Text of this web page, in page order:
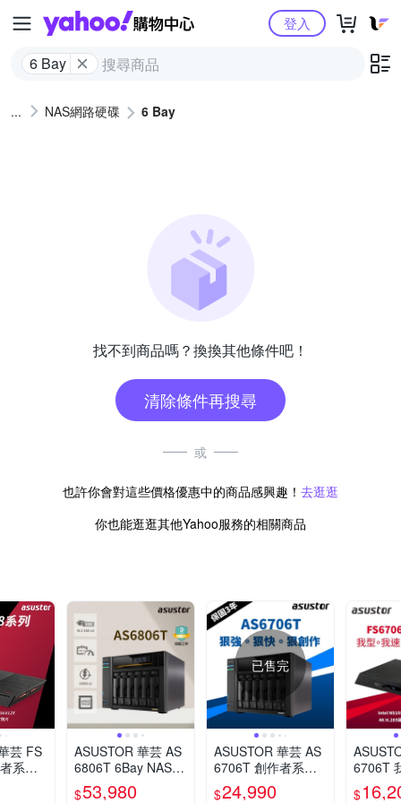
Yahoo購物中心
6 Bay
登入
NAS網路硬碟 6 Bay
找不到商品嗎？換換其他條件吧！
清除條件再搜尋
或
也許你會對這些價格優惠中的商品感興趣！ 去逛逛
你也能逛逛其他Yahoo服務的相關商品
芸 FS
系列
ASUSTOR 華芸 AS
6806T 6Bay NAS
網路儲存伺服器
$53,980
已售完
ASUSTOR 華芸 AS
6706T 創作者系列
6Bay NAS網路儲存
$24,990
6706T
地系列
$